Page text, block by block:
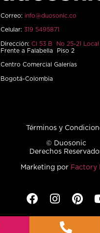
Correo: info@duosonic.co
Celular: 319 5495871
Dirección: Cl 53 B No 25-21
Frente a Falabella Piso 2
Centro Comercial Galerías
Bogotá-Colombia
Términos y
© Duosonic
Derechos
Marketing por Factory